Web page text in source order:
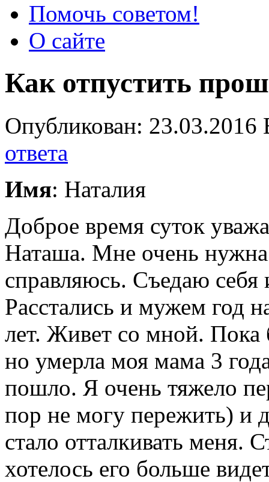
Помочь советом!
О сайте
Как отпустить
Опубликован:
ответа
Имя: Наталия
Доброе время суток
Наташа. Мне очень
справляюсь. Съедаю
Расстались и мужем год
лет. Живет со мной.
но умерла моя мама 3
пошло. Я очень тяжело
пор не могу пережить) и
стало отталкивать меня.
хотелось его больше